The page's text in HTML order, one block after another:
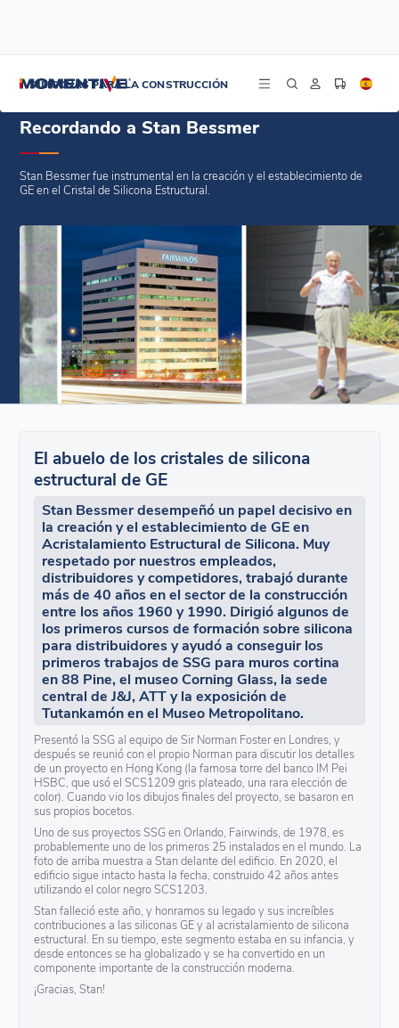
SILICONAS PARA LA CONSTRUCCIÓN
Recordando a Stan Bessmer
Stan Bessmer fue instrumental en la creación y el establecimiento de
GE en el Cristal de Silicona Estructural.
El abuelo de los cristales de silicona
estructural de GE
Stan Bessmer desempeñó un papel decisivo en
la creación y el establecimiento de GE en
Acristalamiento Estructural de Silicona. Muy
respetado por nuestros empleados,
distribuidores y competidores, trabajó durante
más de 40 años en el sector de la construcción
entre los años 1960 y 1990. Dirigió algunos de
los primeros cursos de formación sobre silicona
para distribuidores y ayudó a conseguir los
primeros trabajos de SSG para muros cortina
en 88 Pine, el museo Corning Glass, la sede
central de J&J, ATT y la exposición de
Tutankamón en el Museo Metropolitano.
Presentó la SSG al equipo de Sir Norman Foster en Londres, y
después se reunió con el propio Norman para discutir los detalles
de un proyecto en Hong Kong (la famosa torre del banco IM Pei
HSBC, que usó el SCS1209 gris plateado, una rara elección de
color). Cuando vio los dibujos finales del proyecto, se basaron en
sus propios bocetos.
Uno de sus proyectos SSG en Orlando, Fairwinds, de 1978, es
probablemente uno de los primeros 25 instalados en el mundo. La
foto de arriba muestra a Stan delante del edificio. En 2020, el
edificio sigue intacto hasta la fecha, construido 42 años antes
utilizando el color negro SCS1203.
Stan falleció este año, y honramos su legado y sus increíbles
contribuciones a las siliconas GE y al acristalamiento de silicona
estructural. En su tiempo, este segmento estaba en su infancia, y
desde entonces se ha globalizado y se ha convertido en un
componente importante de la construcción moderna.
¡Gracias, Stan!